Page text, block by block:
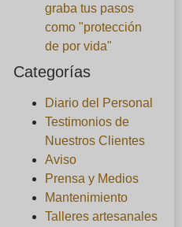
graba tus pasos
como "protección
de por vida"
Categorías
Diario del Personal
Testimonios de
Nuestros Clientes
Aviso
Prensa y Medios
Mantenimiento
Talleres artesanales